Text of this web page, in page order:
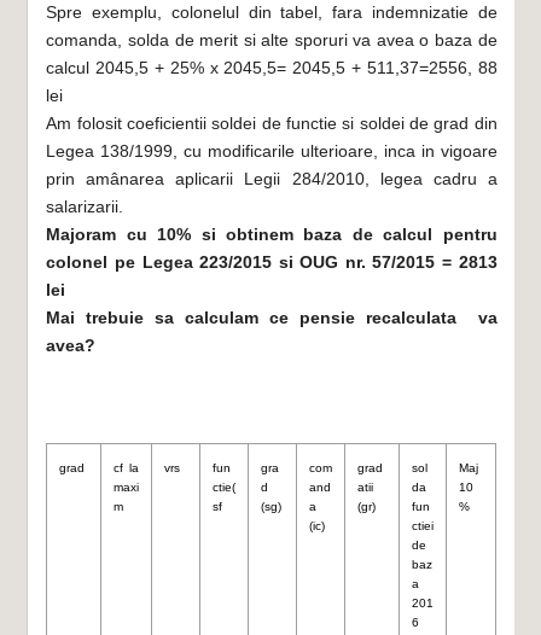
Spre exemplu, colonelul din tabel, fara indemnizatie de
comanda, solda de merit si alte sporuri va avea o baza de
calcul 2045,5 + 25% x 2045,5= 2045,5 + 511,37=2556, 88
lei
Am folosit coeficientii soldei de functie si soldei de grad din
Legea 138/1999, cu modificarile ulterioare, inca in vigoare
prin amânarea aplicarii Legii 284/2010, legea cadru a
salarizarii.
Majoram cu 10% si obtinem baza de calcul pentru
colonel pe Legea 223/2015 si OUG nr. 57/2015 = 2813
lei
Mai trebuie sa calculam ce pensie recalculata va
avea?
grad
cf la
maxi
m
vrs
fun
ctie(
sf
gra
d
(sg)
com
and
a
(ic)
grad
atii
(gr)
sol
da
fun
ctiei
de
baz
a
201
6
Maj
10
%